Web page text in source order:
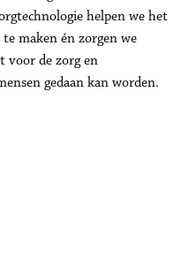
helpen we het
maken én zorgen we
voor de zorg en
gedaan kan worden.